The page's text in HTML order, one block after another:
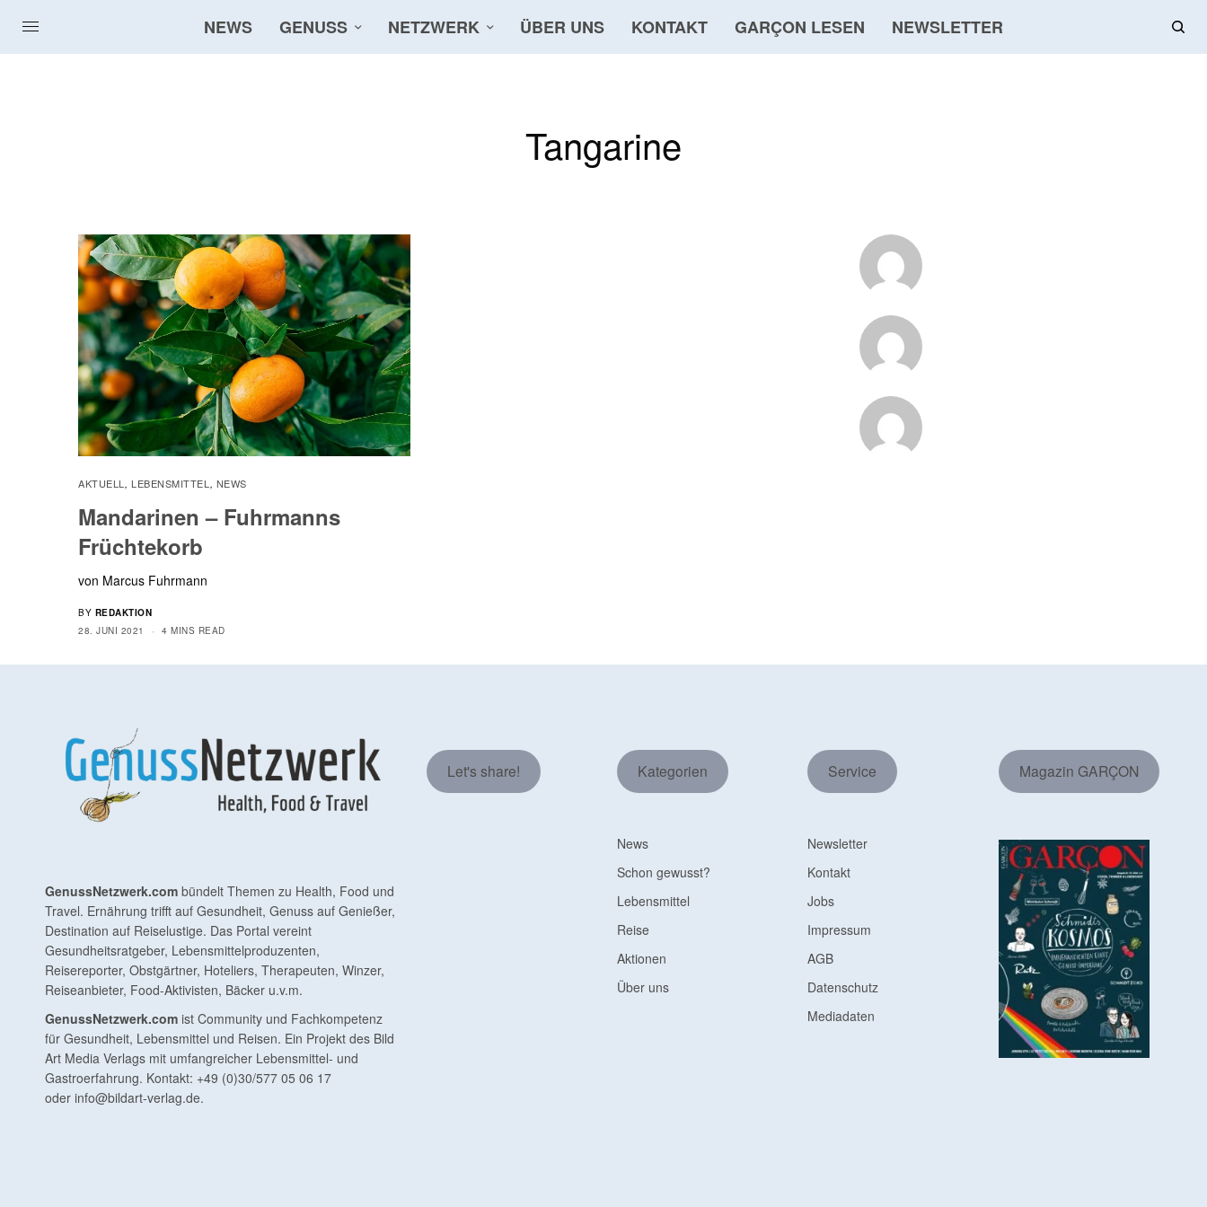
NEWS GENUSS NETZWERK ÜBER UNS KONTAKT GARÇON LESEN NEWSLETTER
Tangarine
AKTUELL , LEBENSMITTEL , NEWS
Mandarinen – Fuhrmanns
Früchtekorb
von Marcus Fuhrmann
BY REDAKTION
28. JUNI 2021
4 MINS READ
GenussNetzwerk.com bündelt Themen zu Health, Food und
Travel. Ernährung trifft auf Gesundheit, Genuss auf Genießer,
Destination auf Reiselustige. Das Portal vereint
Gesundheitsratgeber, Lebensmittelproduzenten,
Reisereporter, Obstgärtner, Hoteliers, Therapeuten, Winzer,
Reiseanbieter, Food-Aktivisten, Bäcker u.v.m.
GenussNetzwerk.com ist Community und Fachkompetenz
für Gesundheit, Lebensmittel und Reisen. Ein Projekt des Bild
Art Media Verlags mit umfangreicher Lebensmittel- und
Gastroerfahrung. Kontakt: +49 (0)30/577 05 06 17
oder info@bildart-verlag.de.
Let's share! Kategorien
News
Schon gewusst?
Lebensmittel
Reise
Aktionen
Über uns
Service
Newsletter
Kontakt
Jobs
Impressum
AGB
Datenschutz
Mediadaten
Magazin GARÇON